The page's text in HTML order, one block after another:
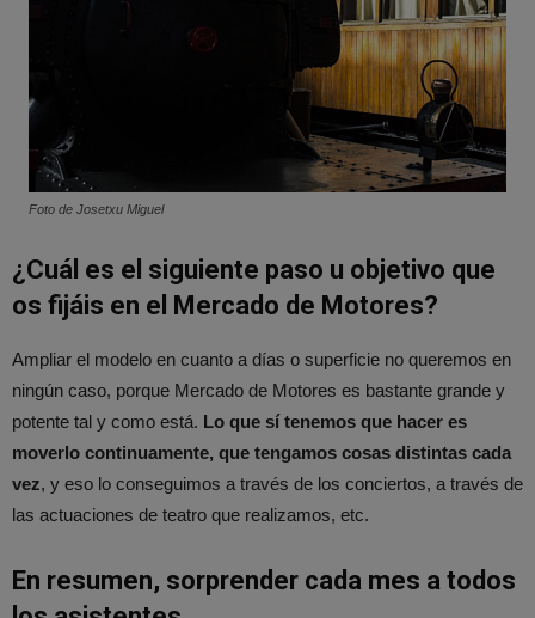
Foto de Josetxu Miguel
¿Cuál es el siguiente paso u objetivo que
os fijáis en el Mercado de Motores?
Ampliar el modelo en cuanto a días o superficie no queremos en
ningún caso, porque Mercado de Motores es bastante grande y
potente tal y como está. Lo que sí tenemos que hacer es
moverlo continuamente, que tengamos cosas distintas cada
vez, y eso lo conseguimos a través de los conciertos, a través de
las actuaciones de teatro que realizamos, etc.
En resumen, sorprender cada mes a todos